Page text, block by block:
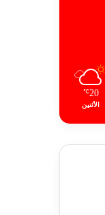
20
℃
الأثنين